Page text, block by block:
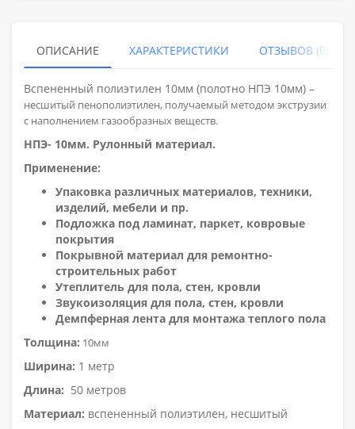
ОПИСАНИЕ ХАРАКТЕРИСТИКИ ОТЗЫВОВ (0)
Вспененный полиэтилен 10мм (полотно НПЭ 10мм) –
несшитый пенополиэтилен, получаемый методом экструзии
с наполнением газообразных веществ.
НПЭ- 10мм. Рулонный материал.
Применение:
Упаковка различных материалов, техники,
изделий, мебели и пр.
Подложка под ламинат, паркет, ковровые
покрытия
Покрывной материал для ремонтно-
строительных работ
Утеплитель для пола, стен, кровли
Звукоизоляция для пола, стен, кровли
Демпферная лента для монтажа теплого пола
Толщина: 10мм
Ширина: 1 метр
Длина: 50 метров
Материал: вспененный полиэтилен, несшитый